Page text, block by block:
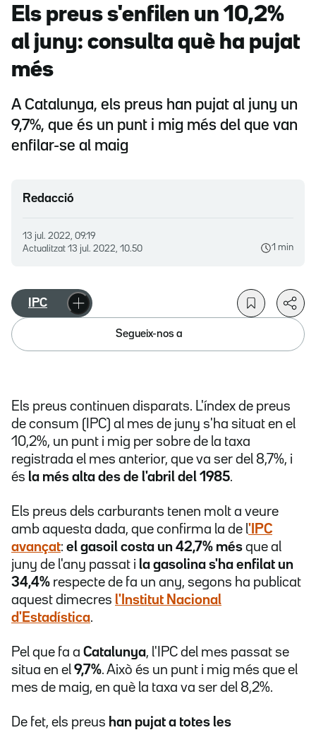
Els preus s'enfilen un 10,2%
al juny: consulta què ha pujat
més
A Catalunya, els preus han pujat al juny un
9,7%, que és un punt i mig més del que van
enfilar-se al maig
Redacció
13 jul. 2022, 09.19
Actualitzat 13 jul. 2022, 10.50 1 min
IPC
Segueix-nos a
Els preus continuen disparats. L'índex de preus
de consum (IPC) al mes de juny s'ha situat en el
10,2%, un punt i mig per sobre de la taxa
registrada el mes anterior, que va ser del 8,7%, i
és la més alta des de l'abril del 1985.
Els preus dels carburants tenen molt a veure
amb aquesta dada, que confirma la de l'IPC
avançat: el gasoil costa un 42,7% més que al
juny de l'any passat i la gasolina s'ha enfilat un
34,4% respecte de fa un any, segons ha publicat
aquest dimecres l'Institut Nacional
d'Estadística.
Pel que fa a Catalunya, l'IPC del mes passat se
situa en el 9,7%. Això és un punt i mig més que el
mes de maig, en què la taxa va ser del 8,2%.
De fet, els preus han pujat a totes les